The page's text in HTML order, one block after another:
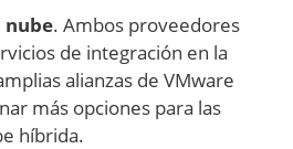
nube. Ambos proveedores
de integración en la
alianzas de VMware
más opciones para las
híbrida.